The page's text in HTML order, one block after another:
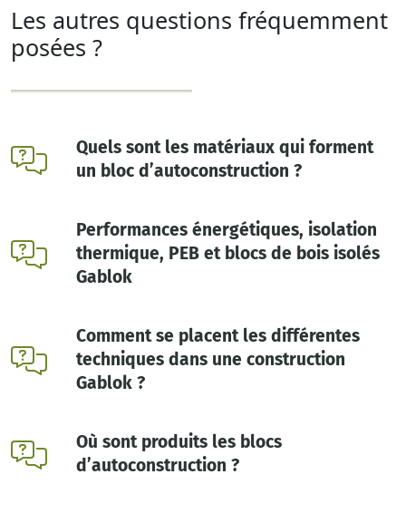
Les autres questions fréquemment
posées ?
Quels sont les matériaux qui forment
un bloc d’autoconstruction ?
Performances énergétiques, isolation
thermique, PEB et blocs de bois isolés
Gablok
Comment se placent les différentes
techniques dans une construction
Gablok ?
Où sont produits les blocs
d’autoconstruction ?